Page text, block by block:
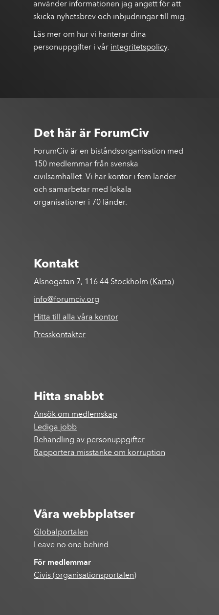
använder informationen jag angett för att
skicka nyhetsbrev och inbjudningar till mig.
Läs mer om hur vi hanterar dina
personuppgifter i vår integritetspolicy.
Det här är ForumCiv
ForumCiv är en biståndsorganisation med
150 medlemmar från svenska
civilsamhället. Vi har kontor i fem länder
och samarbetar med lokala
organisationer i 70 länder.
Kontakt
Alsnögatan 7, 116 44 Stockholm (Karta)
info@forumciv.org
Hitta till alla våra kontor
Presskontakter
Hitta snabbt
Ansök om medlemskap
Lediga jobb
Behandling av personuppgifter
Rapportera misstanke om korruption
Våra webbplatser
Globalportalen
Leave no one behind
För medlemmar
Civis (organisationsportalen)